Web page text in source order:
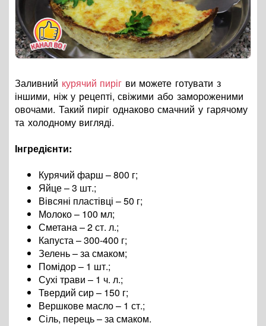
Заливний курячий пиріг ви можете готувати з
іншими, ніж у рецепті, свіжими або замороженими
овочами. Такий пиріг однаково смачний у гарячому
та холодному вигляді.
Інгредієнти:
Курячий фарш – 800 г;
Яйце – 3 шт.;
Вівсяні пластівці – 50 г;
Молоко – 100 мл;
Сметана – 2 ст. л.;
Капуста – 300-400 г;
Зелень – за смаком;
Помідор – 1 шт.;
Сухі трави – 1 ч. л.;
Твердий сир – 150 г;
Вершкове масло – 1 ст.;
Сіль, перець – за смаком.